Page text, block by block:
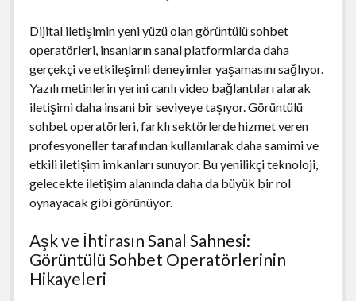
Dijital iletişimin yeni yüzü olan görüntülü sohbet
operatörleri, insanların sanal platformlarda daha
gerçekçi ve etkileşimli deneyimler yaşamasını sağlıyor.
Yazılı metinlerin yerini canlı video bağlantıları alarak
iletişimi daha insani bir seviyeye taşıyor. Görüntülü
sohbet operatörleri, farklı sektörlerde hizmet veren
profesyoneller tarafından kullanılarak daha samimi ve
etkili iletişim imkanları sunuyor. Bu yenilikçi teknoloji,
gelecekte iletişim alanında daha da büyük bir rol
oynayacak gibi görünüyor.
Aşk ve İhtirasın Sanal Sahnesi:
Görüntülü Sohbet Operatörlerinin
Hikayeleri